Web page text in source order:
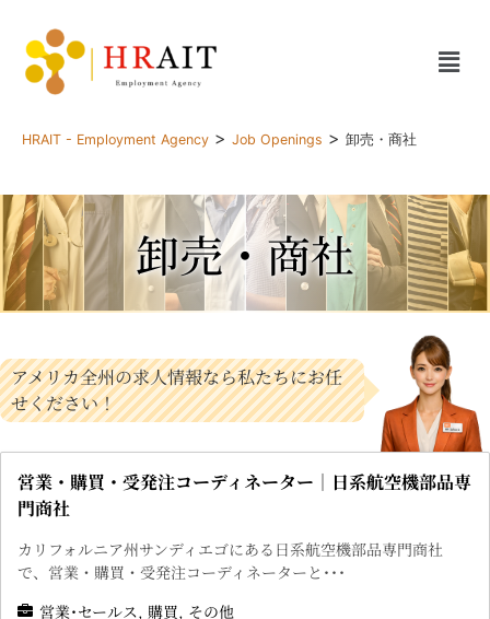
HRAIT - Employment Agency > Job Openings > 卸売・商社
卸売・商社
アメリカ全州の求人情報なら私たちにお任
せください！
営業・購買・受発注コーディネーター｜日系航空機部品専
門商社
カリフォルニア州サンディエゴにある日系航空機部品専門商社
で、営業・購買・受発注コーディネーターと･･･
営業･セールス 購買 その他